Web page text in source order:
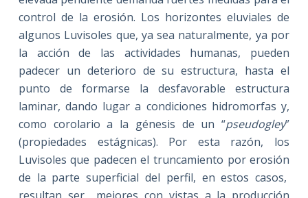
control de la erosión. Los horizontes eluviales de
algunos Luvisoles que, ya sea naturalmente, ya por
la acción de las actividades humanas, pueden
padecer un deterioro de su estructura, hasta el
punto de formarse la desfavorable estructura
laminar, dando lugar a condiciones hidromorfas y,
como corolario a la génesis de un “pseudogley”
(propiedades estágnicas). Por esta razón, los
Luvisoles que padecen el truncamiento por erosión
de la parte superficial del perfil, en estos casos,